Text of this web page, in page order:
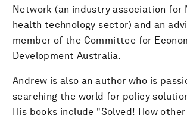
Network (an industry association for
health technology sector) and an
member of the Committee for
Development Australia.
Andrew is also an author who is
searching the world for policy
His books include "Solved! How